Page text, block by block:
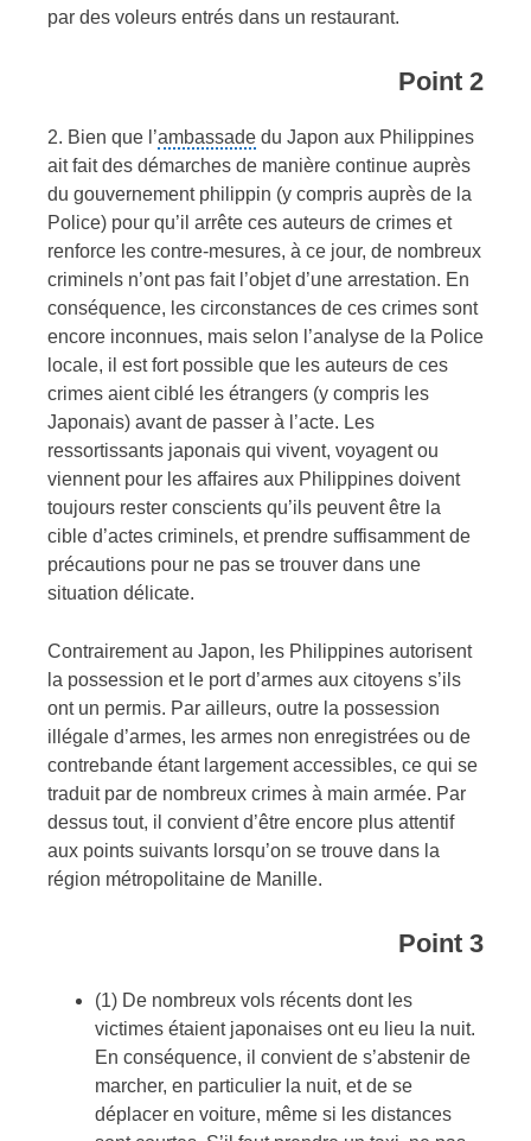
par des voleurs entrés dans un restaurant.
Point 2
2. Bien que l’ambassade du Japon aux Philippines
ait fait des démarches de manière continue auprès
du gouvernement philippin (y compris auprès de la
Police) pour qu’il arrête ces auteurs de crimes et
renforce les contre-mesures, à ce jour, de nombreux
criminels n’ont pas fait l’objet d’une arrestation. En
conséquence, les circonstances de ces crimes sont
encore inconnues, mais selon l’analyse de la Police
locale, il est fort possible que les auteurs de ces
crimes aient ciblé les étrangers (y compris les
Japonais) avant de passer à l’acte. Les
ressortissants japonais qui vivent, voyagent ou
viennent pour les affaires aux Philippines doivent
toujours rester conscients qu’ils peuvent être la
cible d’actes criminels, et prendre suffisamment de
précautions pour ne pas se trouver dans une
situation délicate.
Contrairement au Japon, les Philippines autorisent
la possession et le port d’armes aux citoyens s’ils
ont un permis. Par ailleurs, outre la possession
illégale d’armes, les armes non enregistrées ou de
contrebande étant largement accessibles, ce qui se
traduit par de nombreux crimes à main armée. Par
dessus tout, il convient d’être encore plus attentif
aux points suivants lorsqu’on se trouve dans la
région métropolitaine de Manille.
Point 3
(1) De nombreux vols récents dont les
victimes étaient japonaises ont eu lieu la nuit.
En conséquence, il convient de s’abstenir de
marcher, en particulier la nuit, et de se
déplacer en voiture, même si les distances